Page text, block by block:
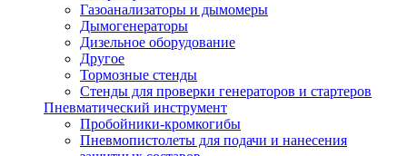
Газоанализаторы и дымомеры
Дымогенераторы
Дизельное оборудование
Другое
Тормозные стенды
Стенды для проверки генераторов и стартеров
Пневматический инструмент
Пробойники-кромкогибы
Пневмопистолеты для подачи и нанесения